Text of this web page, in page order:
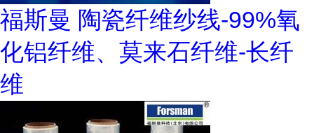
福斯曼 陶瓷纤维纱线-99%氧
化铝纤维、莫来石纤维-长纤
维